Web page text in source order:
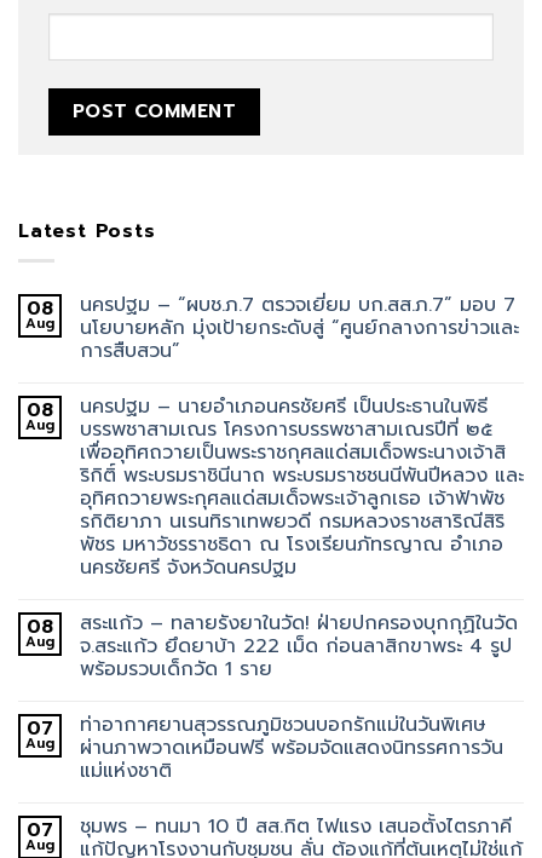
Latest Posts
08
Aug
นครปฐม – “ผบช.ภ.7 ตรวจเยี่ยม บก.สส.ภ.7” มอบ 7
นโยบายหลัก มุ่งเป้ายกระดับสู่ “ศูนย์กลางการข่าวและ
การสืบสวน”
08
Aug
นครปฐม – นายอำเภอนครชัยศรี เป็นประธานในพิธี
บรรพชาสามเณร โครงการบรรพชาสามเณรปีที่ ๒๕
เพื่ออุทิศถวายเป็นพระราชกุศลแด่สมเด็จพระนางเจ้าสิ
ริกิติ์ พระบรมราชินีนาถ พระบรมราชชนนีพันปีหลวง และ
อุทิศถวายพระกุศลแด่สมเด็จพระเจ้าลูกเธอ เจ้าฟ้าพัช
รกิติยาภา นเรนทิราเทพยวดี กรมหลวงราชสาริณีสิริ
พัชร มหาวัชรราชธิดา ณ โรงเรียนภัทรญาณ อำเภอ
นครชัยศรี จังหวัดนครปฐม
08
Aug
สระแก้ว – ทลายรังยาในวัด! ฝ่ายปกครองบุกกุฏิในวัด
จ.สระแก้ว ยึดยาบ้า 222 เม็ด ก่อนลาสิกขาพระ 4 รูป
พร้อมรวบเด็กวัด 1 ราย
07
Aug
ท่าอากาศยานสุวรรณภูมิชวนบอกรักแม่ในวันพิเศษ
ผ่านภาพวาดเหมือนฟรี พร้อมจัดแสดงนิทรรศการวัน
แม่แห่งชาติ
07
Aug
ชุมพร – ทนมา 10 ปี สส.กิต ไฟแรง เสนอตั้งไตรภาคี
แก้ปัญหาโรงงานกับชุมชน ลั่น ต้องแก้ที่ต้นเหตุไม่ใช่แก้